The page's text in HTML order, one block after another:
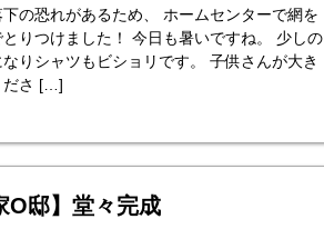
の恐れがあるため、 ホームセンターで網を
りつけました！ 今日も暑いですね。 少しの
りシャツもビショリです。 子供さんが大き
ださ […]
O邸】堂々完成